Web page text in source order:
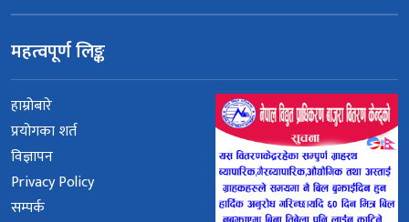
महत्वपूर्ण लिङ्क
हाम्रोबारे
प्रयोगका शर्त
विज्ञापन
Privacy Policy
सम्पर्क